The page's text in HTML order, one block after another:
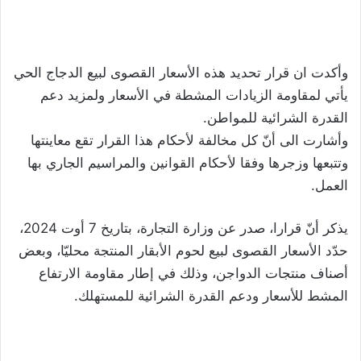
وأكدت ان قرار تحديد هذه الأسعار القصوى لبيع الدجاج الحي
يأتي لمقاومة الزيادات المشطة في الأسعار ولمزيد دعم
القدرة الشرائية للمواطن.
وأشارت الى أنّ كل مخالفة لأحكام هذا القرار تقع معاينتها
وتتبعها وزجرها وفقا لأحكام القوانين والمراسيم الجاري بها
العمل.
يذكر أنّ قرارا، صدر عن وزارة التجارة، بتاريخ 7 أوت 2024،
حدّد الأسعار القصوى لبيع لحوم الأبقار المنتجة محليّا، وبعض
أصناف منتجات الدواجن، وذلك في إطار مقاومة الارتفاع
المشط للأسعار ودعم القدرة الشرائية للمستهلك.